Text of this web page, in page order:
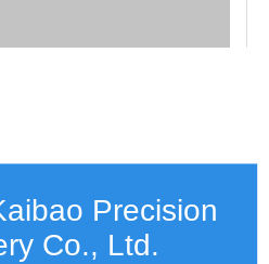
Precision
Co., Ltd.